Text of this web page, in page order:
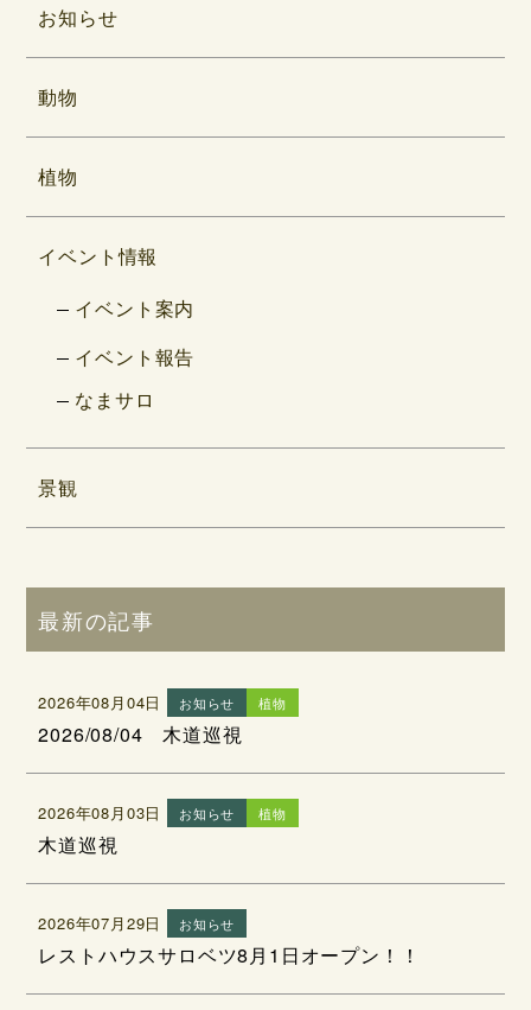
お知らせ
動物
植物
イベント情報
イベント案内
イベント報告
なまサロ
景観
最新の記事
2026年08月04日 お知らせ 植物
2026/08/04 木道巡視
2026年08月03日 お知らせ 植物
木道巡視
2026年07月29日 お知らせ
レストハウスサロベツ8月1日オープン！！